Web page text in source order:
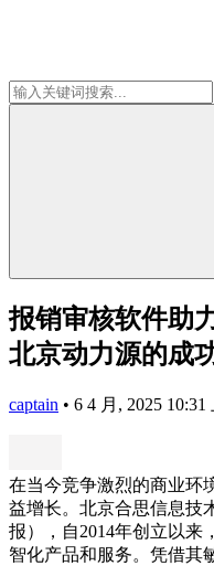
报销审核软件助
北京动力源的成
captain • 6 4 月, 2025 10:31
在当今竞争激烈的商业环
益增长。北京合思信息技
报），自2014年创立以来
智化产品和服务。凭借其